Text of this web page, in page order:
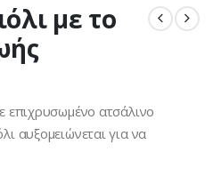
με το
επιχρυσωμένο ατσάλινο
αυξομειώνεται για να